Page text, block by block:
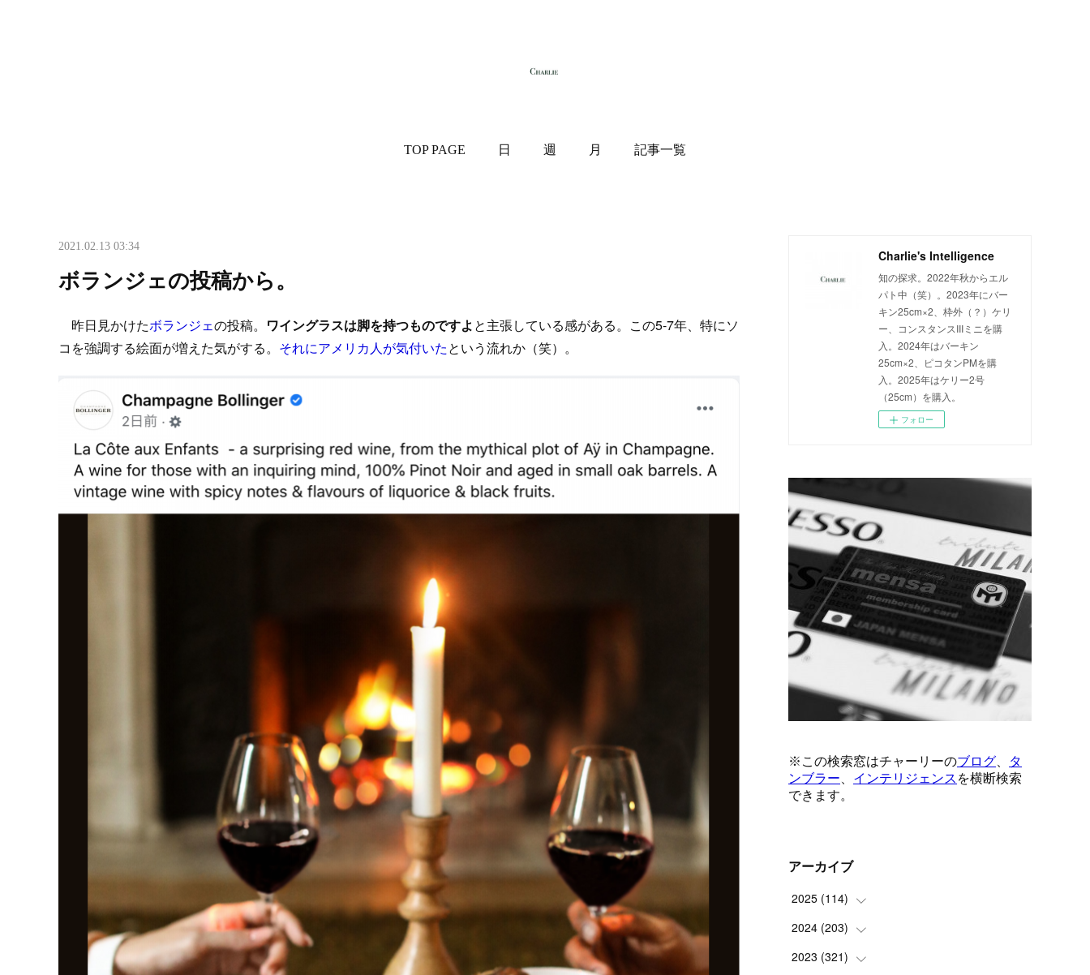
TOP PAGE 日 週 月 記事一覧
2021.02.13 03:34
ボランジェの投稿から。
昨日見かけたボランジェの投稿。 ワイングラスは脚を持つものですよと主張している感がある。この5-7年、特にソ
コを強調する絵面が増えた気がする。 それにアメリカ人が気付いたという流れか（笑）。
Charlie's Intelligence
知の探求。2022年秋からエル
パト中（笑）。2023年にバー
キン25cm×2、枠外（？）ケリ
ー、コンスタンスIIIミニを購
入。2024年はバーキン
25cm×2、ピコタンPMを購
入。2025年はケリー2号
（25cm）を購入。
フォロー
アーカイブ
2025 (114)
(1)
(8)
2024 (203)
(24)
2023 (321)